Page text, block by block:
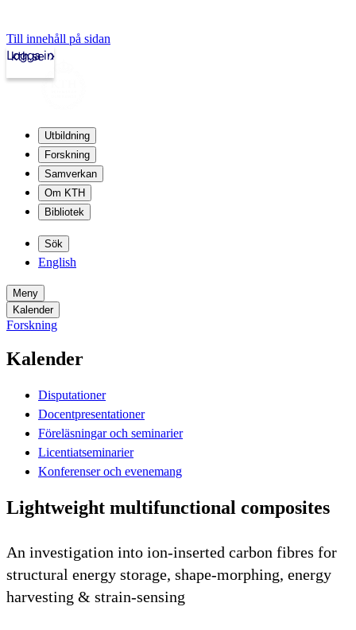
Till innehåll på sidan
kth.se
Logga in
Utbildning
Forskning
Samverkan
Om KTH
Bibliotek
Sök
English
Meny
Kalender
Forskning
Kalender
Disputationer
Docentpresentationer
Föreläsningar och seminarier
Licentiatseminarier
Konferenser och evenemang
Lightweight multifunctional composites
An investigation into ion-inserted carbon fibres for
structural energy storage, shape-morphing, energy
harvesting & strain-sensing